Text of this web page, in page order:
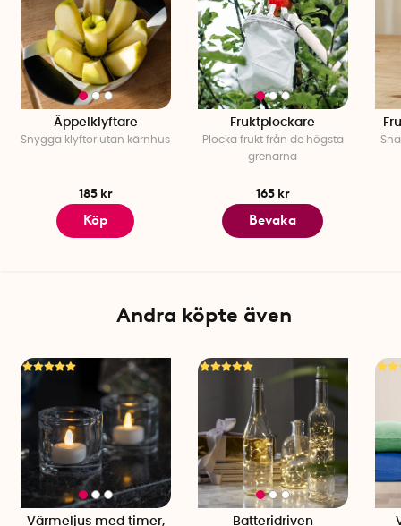
Äppelklyftare
Snygga klyftor utan kärnhus
185 kr
Köp
Fruktplockare
Plocka frukt från de högsta
grenarna
165 kr
Bevaka
Andra köpte även
Värmeljus med timer,
Batteridriven